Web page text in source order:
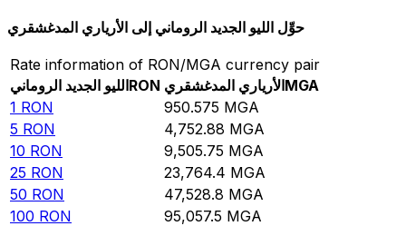
حوِّل الليو الجديد الروماني إلى الأرياري المدغشقري
Rate information of RON/MGA currency pair
الليو الجديد الرومانيRON الأرياري المدغشقريMGA
1 RON 950.575 MGA
5 RON 4,752.88 MGA
10 RON 9,505.75 MGA
25 RON 23,764.4 MGA
50 RON 47,528.8 MGA
100 RON 95,057.5 MGA